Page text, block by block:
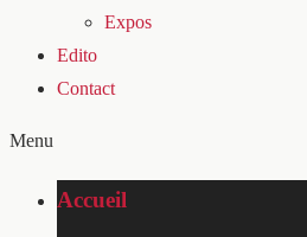
Expos
Edito
Contact
Menu
Accueil